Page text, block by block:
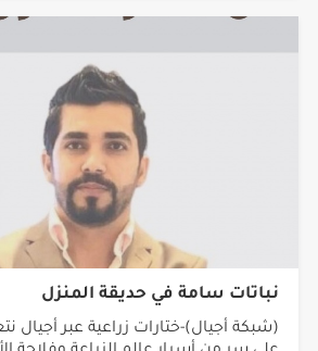
نباتات سامة في حديقة المنزل
(شبكة أجيال)-ختارات زراعية عبر أجيال